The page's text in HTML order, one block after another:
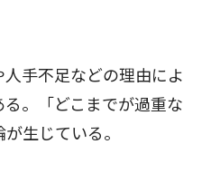
手不足などの理由によ
。「どこまでが過重な
生じている。